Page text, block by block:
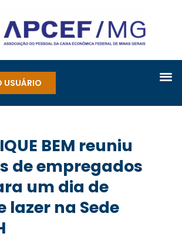
USUÁRIO
BEM reuniu
de empregados
um dia de
lazer na Sede